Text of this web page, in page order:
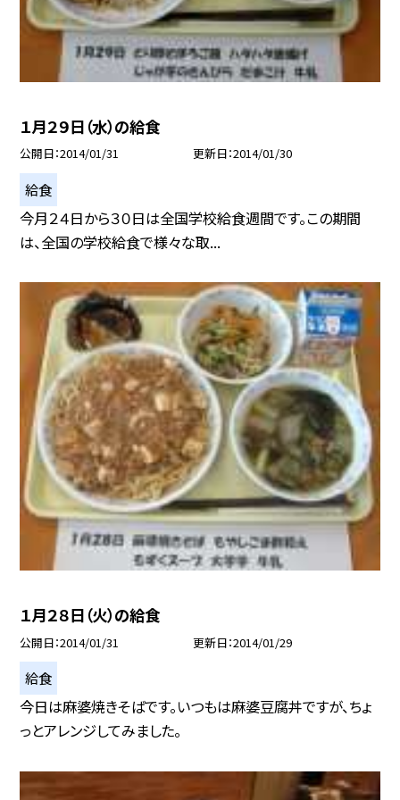
１月２９日（水）の給食
公開日 2014/01/31 更新日 2014/01/30
給食
今月２４日から３０日は全国学校給食週間です。この期間
は、全国の学校給食で様々な取...
１月２８日（火）の給食
公開日 2014/01/31 更新日 2014/01/29
給食
今日は麻婆焼きそばです。いつもは麻婆豆腐丼ですが、ちょ
っとアレンジしてみました。